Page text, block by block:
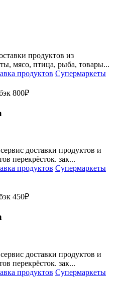
продуктов из
мясо, птица, рыба, товары...
продуктов Супермаркеты
800₽
доставки продуктов и
перекрёсток. зак...
продуктов Супермаркеты
450₽
доставки продуктов и
перекрёсток. зак...
продуктов Супермаркеты